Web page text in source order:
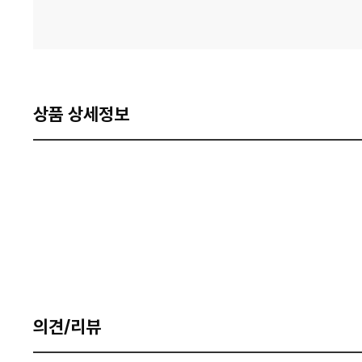
상품 상세정보
의견/리뷰